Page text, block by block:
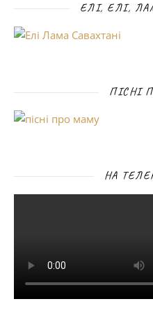
ЕЛІ, ЕЛІ,
ПІСНІ
НА